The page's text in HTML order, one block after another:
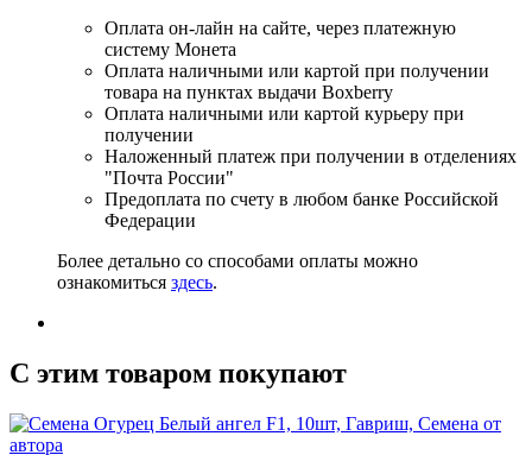
Оплата он-лайн на сайте, через платежную
систему Монета
Оплата наличными или картой при получении
товара на пунктах выдачи Boxberry
Оплата наличными или картой курьеру при
получении
Наложенный платеж при получении в отделениях
"Почта России"
Предоплата по счету в любом банке Российской
Федерации
Более детально со способами оплаты можно
ознакомиться здесь.
C этим товаром покупают